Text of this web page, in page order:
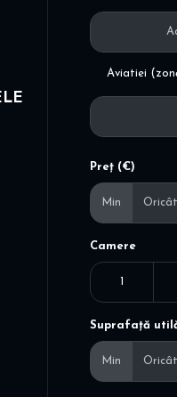
Aviatiei
Preț (€)
Min
Camere
1
Suprafață
Min